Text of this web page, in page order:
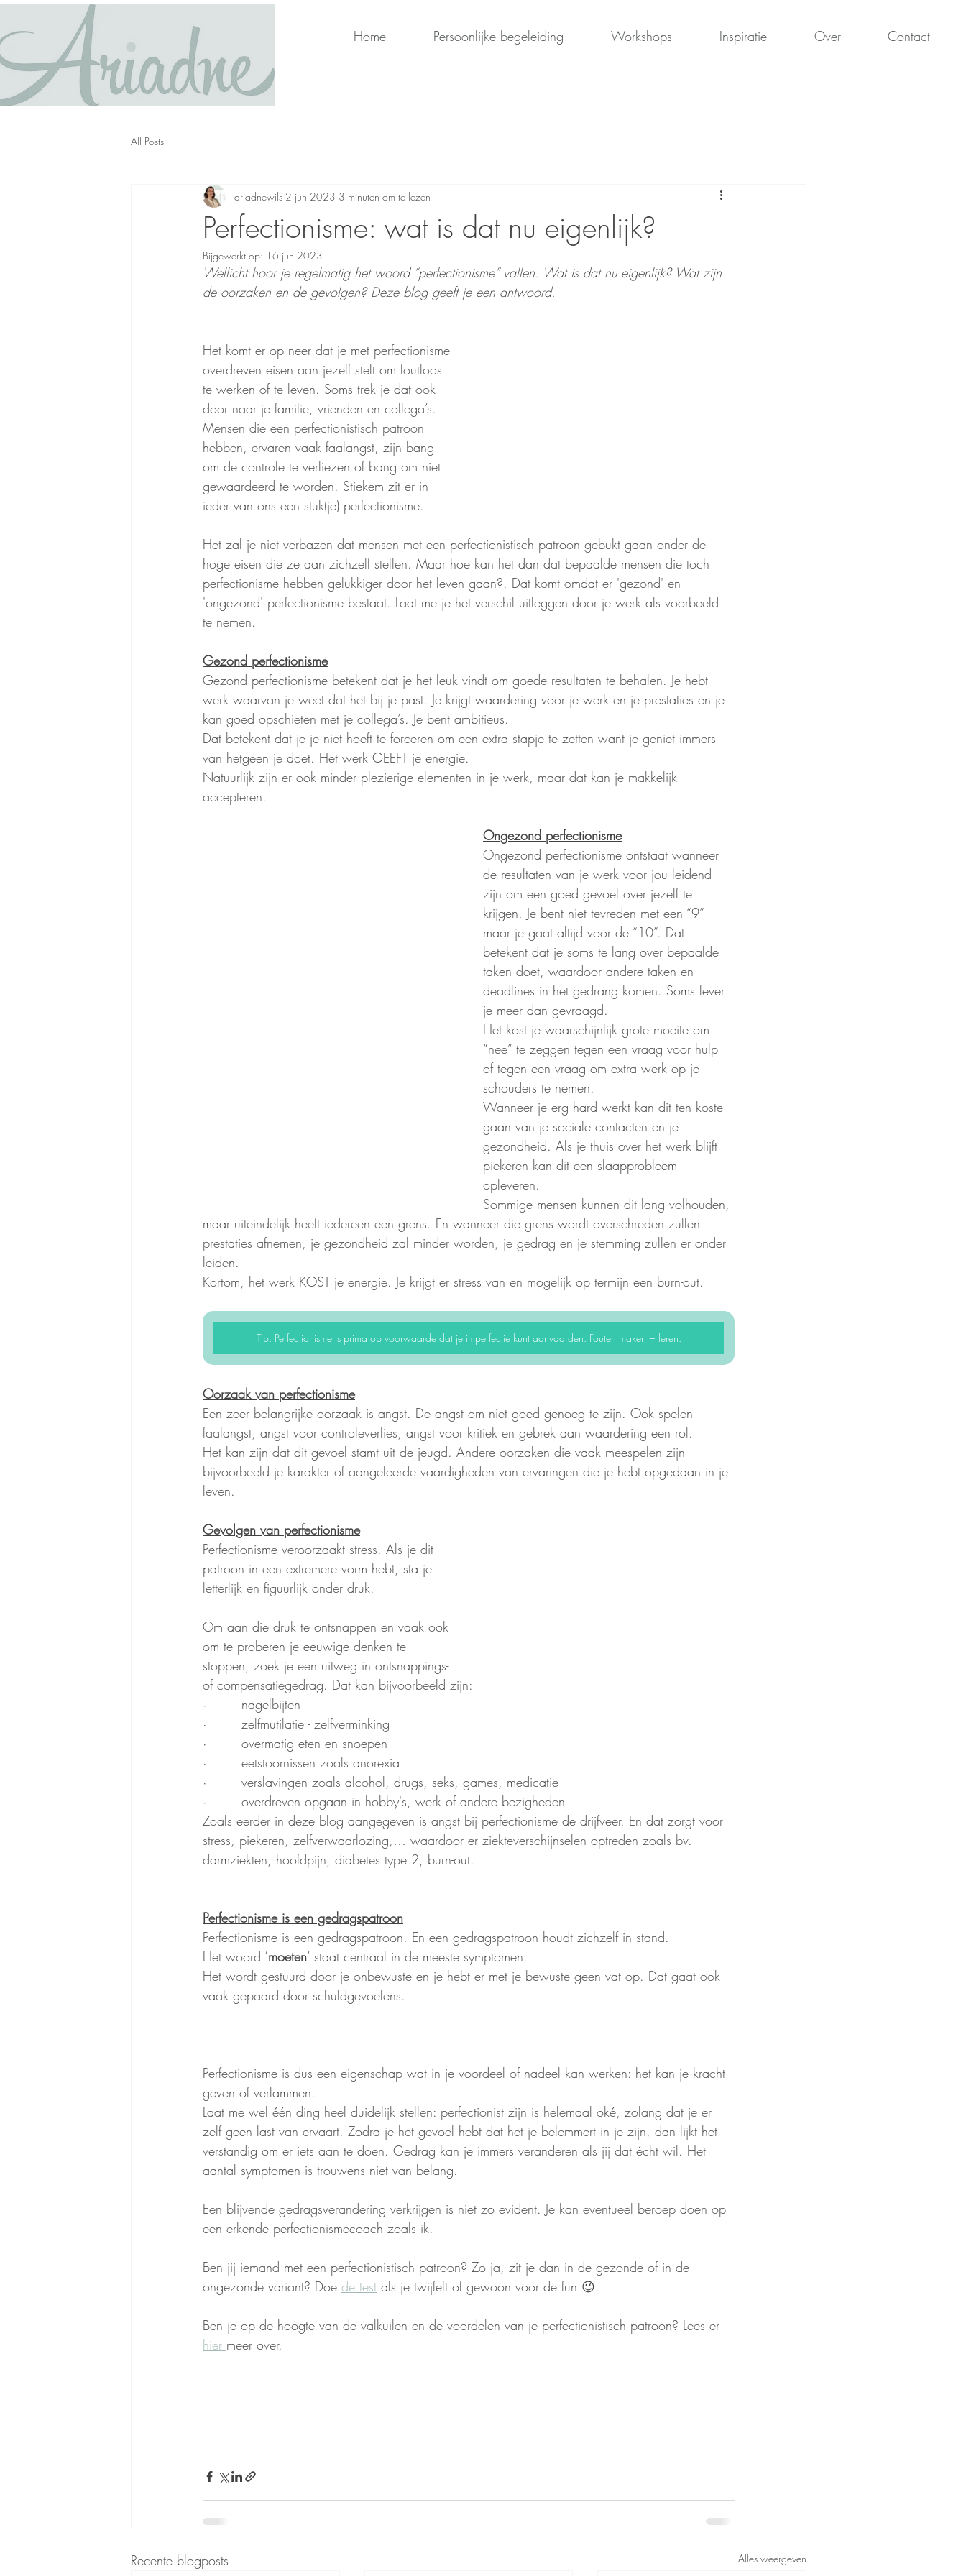
Home Persoonlijke begeleiding Workshops Inspiratie Over Contact
All Posts
Perfectionisme: wat is dat nu eigenlijk?
ariadnewils 2 jun 2023 3 minuten om te lezen
Bijgewerkt op: 16 jun 2023
Wellicht hoor je regelmatig het woord “perfectionisme” vallen. Wat is dat nu eigenlijk? Wat zijn
de oorzaken en de gevolgen? Deze blog geeft je een antwoord.
Het komt er op neer dat je met perfectionisme
overdreven eisen aan jezelf stelt om foutloos
te werken of te leven. Soms trek je dat ook
door naar je familie, vrienden en collega’s.
Mensen die een perfectionistisch patroon
hebben, ervaren vaak faalangst, zijn bang
om de controle te verliezen of bang om niet
gewaardeerd te worden. Stiekem zit er in
ieder van ons een stuk(je) perfectionisme.
Het zal je niet verbazen dat mensen met een perfectionistisch patroon gebukt gaan onder de
hoge eisen die ze aan zichzelf stellen. Maar hoe kan het dan dat bepaalde mensen die toch
perfectionisme hebben gelukkiger door het leven gaan?. Dat komt omdat er 'gezond' en
'ongezond' perfectionisme bestaat. Laat me je het verschil uitleggen door je werk als voorbeeld
te nemen.
Gezond perfectionisme
Gezond perfectionisme betekent dat je het leuk vindt om goede resultaten te behalen. Je hebt
werk waarvan je weet dat het bij je past. Je krijgt waardering voor je werk en je prestaties en je
kan goed opschieten met je collega’s. Je bent ambitieus.
Dat betekent dat je je niet hoeft te forceren om een extra stapje te zetten want je geniet immers
van hetgeen je doet. Het werk GEEFT je energie.
Natuurlijk zijn er ook minder plezierige elementen in je werk, maar dat kan je makkelijk
accepteren.
Ongezond perfectionisme
Ongezond perfectionisme ontstaat wanneer
de resultaten van je werk voor jou leidend
zijn om een goed gevoel over jezelf te
krijgen. Je bent niet tevreden met een “9”
maar je gaat altijd voor de “10”. Dat
betekent dat je soms te lang over bepaalde
taken doet, waardoor andere taken en
deadlines in het gedrang komen. Soms lever
je meer dan gevraagd.
Het kost je waarschijnlijk grote moeite om
“nee” te zeggen tegen een vraag voor hulp
of tegen een vraag om extra werk op je
schouders te nemen.
Wanneer je erg hard werkt kan dit ten koste
gaan van je sociale contacten en je
gezondheid. Als je thuis over het werk blijft
piekeren kan dit een slaapprobleem
opleveren.
Sommige mensen kunnen dit lang volhouden,
maar uiteindelijk heeft iedereen een grens. En wanneer die grens wordt overschreden zullen
prestaties afnemen, je gezondheid zal minder worden, je gedrag en je stemming zullen er onder
leiden.
Kortom, het werk KOST je energie. Je krijgt er stress van en mogelijk op termijn een burn-out.
Tip: Perfectionisme is prima op voorwaarde dat je imperfectie kunt aanvaarden. Fouten maken = leren.
Oorzaak van perfectionisme
Een zeer belangrijke oorzaak is angst. De angst om niet goed genoeg te zijn. Ook spelen
faalangst, angst voor controleverlies, angst voor kritiek en gebrek aan waardering een rol.
Het kan zijn dat dit gevoel stamt uit de jeugd. Andere oorzaken die vaak meespelen zijn
bijvoorbeeld je karakter of aangeleerde vaardigheden van ervaringen die je hebt opgedaan in je
leven.
Gevolgen van perfectionisme
Perfectionisme veroorzaakt stress. Als je dit
patroon in een extremere vorm hebt, sta je
letterlijk en figuurlijk onder druk.
Om aan die druk te ontsnappen en vaak ook
om te proberen je eeuwige denken te
stoppen, zoek je een uitweg in ontsnappings-
of compensatiegedrag. Dat kan bijvoorbeeld zijn:
·        nagelbijten
·        zelfmutilatie - zelfverminking
·        overmatig eten en snoepen
·        eetstoornissen zoals anorexia
·        verslavingen zoals alcohol, drugs, seks, games, medicatie
·        overdreven opgaan in hobby's, werk of andere bezigheden
Zoals eerder in deze blog aangegeven is angst bij perfectionisme de drijfveer. En dat zorgt voor
stress, piekeren, zelfverwaarlozing,… waardoor er ziekteverschijnselen optreden zoals bv.
darmziekten, hoofdpijn, diabetes type 2, burn-out.
Perfectionisme is een gedragspatroon
Perfectionisme is een gedragspatroon. En een gedragspatroon houdt zichzelf in stand.
Het woord ‘moeten’ staat centraal in de meeste symptomen.
Het wordt gestuurd door je onbewuste en je hebt er met je bewuste geen vat op. Dat gaat ook
vaak gepaard door schuldgevoelens.
Perfectionisme is dus een eigenschap wat in je voordeel of nadeel kan werken: het kan je kracht
geven of verlammen.
Laat me wel één ding heel duidelijk stellen: perfectionist zijn is helemaal oké, zolang dat je er
zelf geen last van ervaart. Zodra je het gevoel hebt dat het je belemmert in je zijn, dan lijkt het
verstandig om er iets aan te doen. Gedrag kan je immers veranderen als jij dat écht wil. Het
aantal symptomen is trouwens niet van belang.
Een blijvende gedragsverandering verkrijgen is niet zo evident. Je kan eventueel beroep doen op
een erkende perfectionismecoach zoals ik.
Ben jij iemand met een perfectionistisch patroon? Zo ja, zit je dan in de gezonde of in de
ongezonde variant? Doe de test als je twijfelt of gewoon voor de fun 😉.
Ben je op de hoogte van de valkuilen en de voordelen van je perfectionistisch patroon? Lees er
hier meer over.
Recente blogposts Alles weergeven